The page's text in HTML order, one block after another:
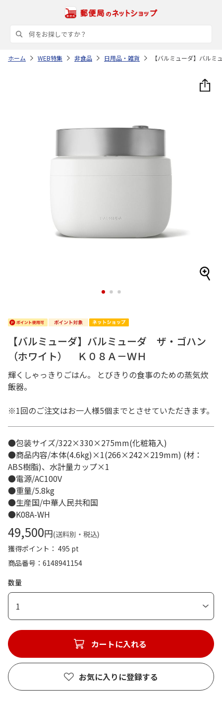
ホーム WEB特集 非食品 日用品・雑貨 【バルミューダ】バル
1 2 3
【バルミューダ】バルミューダ ザ・ゴハン
（ホワイト） Ｋ０８Ａ－ＷＨ
輝くしゃっきりごはん。 とびきりの食事のための蒸気炊
飯器。
※1回のご注文はお一人様5個までとさせていただきます。
●包装サイズ/322×330×275mm(化粧箱入)
●商品内容/本体(4.6kg)×1(266×242×219mm) (材：
ABS樹脂)、水計量カップ×1
●電源/AC100V
●重量/5.8kg
●生産国/中華人民共和国
●K08A-WH
49,500円(送料別・税込)
獲得ポイント： 495 pt
商品番号
6148941154
数量
1
カートに入れる
お気に入りに登録する